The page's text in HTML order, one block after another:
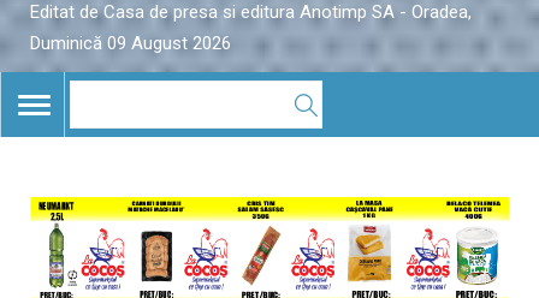
Editat de Casa de presa si editura Anotimp SA - Oradea,
Duminică 09 August 2026
TOGGLE
NAVIGATION